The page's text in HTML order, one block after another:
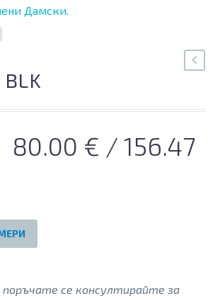
Дамски.
Original
140.00 €.
80.00 € Текущата
/ 156.47
се консултирайте за